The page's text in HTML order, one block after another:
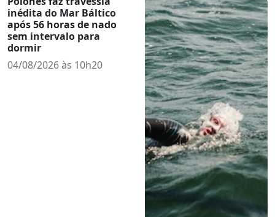
inédita do Mar Báltico
após 56 horas de nado
sem intervalo para
dormir
04/08/2026 às 10h20